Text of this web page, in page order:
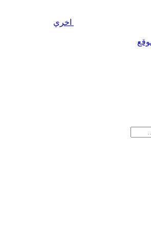
اخري